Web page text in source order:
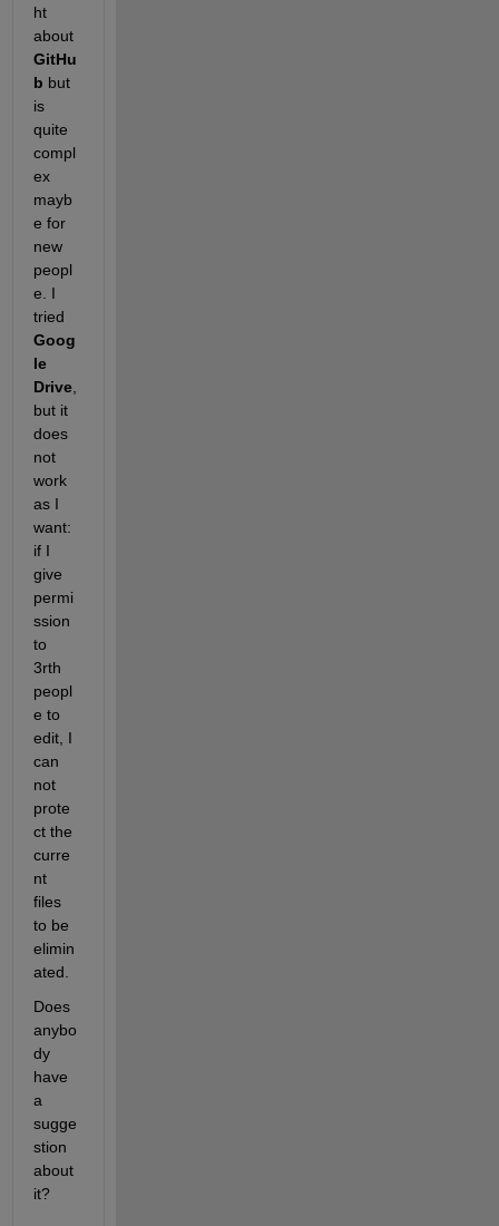
ht
about
GitHu
b but
is
quite
compl
ex
mayb
e for
new
peopl
e. I
tried
Goog
le
Drive,
but it
does
not
work
as I
want:
if I
give
permi
ssion
to
3rth
peopl
e to
edit, I
can
not
prote
ct the
curre
nt
files
to be
elimin
ated.
Does
anybo
dy
have
a
sugge
stion
about
it?